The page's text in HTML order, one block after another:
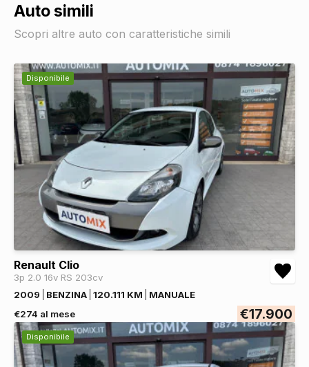
Auto simili
Scopri altre auto con caratteristiche simili
Disponibile
Renault Clio
3p 2.0 16v RS 203cv
2009
BENZINA 120.111 KM
MANUALE
€274 al mese
€17.900
Disponibile